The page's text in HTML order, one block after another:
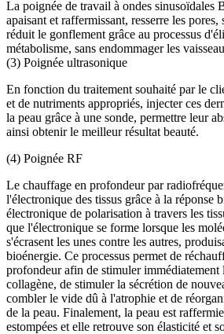
La poignée de travail à ondes sinusoïdales
apaisant et raffermissant, resserre les
réduit le gonflement grâce au processus
métabolisme, sans endommager les
(3) Poignée ultrasonique
En fonction du traitement souhaité par le
et de nutriments appropriés, injecter ces
la peau grâce à une sonde, permettre leur
ainsi obtenir le meilleur résultat beauté.
(4) Poignée RF
Le chauffage en profondeur par
l'électronique des tissus grâce à la réponse
électronique de polarisation à travers les
que l'électronique se forme lorsque les
s'écrasent les unes contre les autres,
bioénergie. Ce processus permet de
profondeur afin de stimuler immédiatement
collagène, de stimuler la sécrétion de
combler le vide dû à l'atrophie et de
de la peau. Finalement, la peau est
estompées et elle retrouve son élasticité et